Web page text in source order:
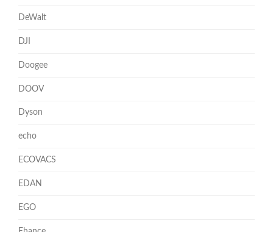
DeWalt
DJI
Doogee
DOOV
Dyson
echo
ECOVACS
EDAN
EGO